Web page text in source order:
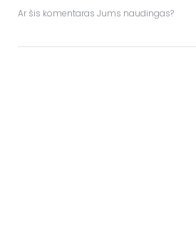
Ar šis komentaras Jums naudingas?